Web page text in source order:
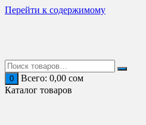
Перейти к содержимому
0 Всего: 0,00 сом
Каталог товаров